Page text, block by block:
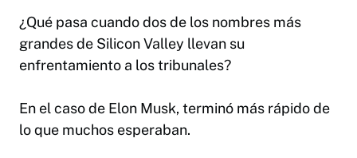
¿Qué pasa cuando dos de los nombres más
grandes de Silicon Valley llevan su
enfrentamiento a los tribunales?
En el caso de Elon Musk, terminó más rápido de
lo que muchos esperaban.